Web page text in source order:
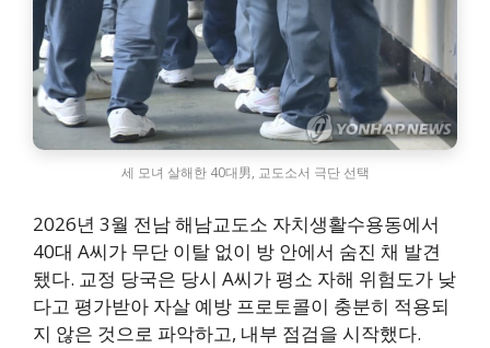
세 모녀 살해한 40대男, 교도소서 극단 선택
2026년 3월 전남 해남교도소 자치생활수용동에서
40대 A씨가 무단 이탈 없이 방 안에서 숨진 채 발견
됐다. 교정 당국은 당시 A씨가 평소 자해 위험도가 낮
다고 평가받아 자살 예방 프로토콜이 충분히 적용되
지 않은 것으로 파악하고, 내부 점검을 시작했다.